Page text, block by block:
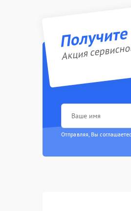
Акция
Отправляя, Вы